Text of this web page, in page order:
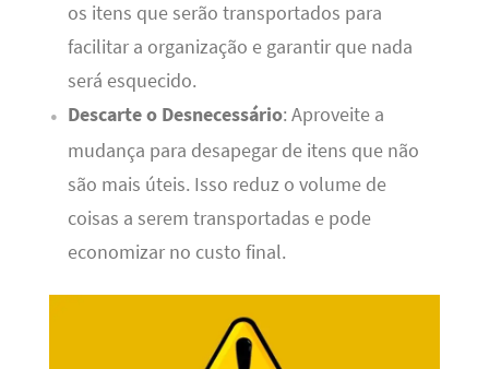
os itens que serão transportados para
facilitar a organização e garantir que nada
será esquecido.
Descarte o Desnecessário: Aproveite a
mudança para desapegar de itens que não
são mais úteis. Isso reduz o volume de
coisas a serem transportadas e pode
economizar no custo final.